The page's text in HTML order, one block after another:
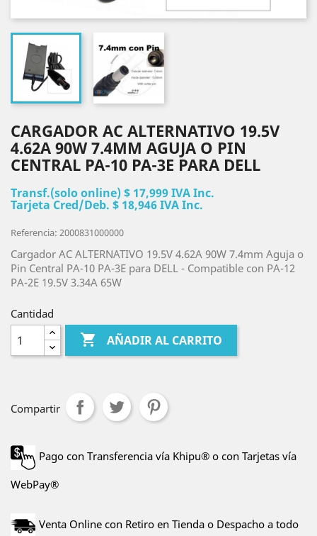
CARGADOR AC ALTERNATIVO 19.5V
4.62A 90W 7.4MM AGUJA O PIN
CENTRAL PA-10 PA-3E PARA DELL
Transf.(solo online) $ 17,999 IVA Inc.
Tarjeta Cred/Deb. $ 18,946 IVA Inc.
Referencia: 2000831000000
Cargador AC ALTERNATIVO 19.5V 4.62A 90W 7.4mm Aguja o
Pin Central PA-10 PA-3E para DELL - Compatible con PA-12
PA-2E 19.5V 3.34A 65W
Cantidad
 AÑADIR AL CARRITO
Compartir
Pago con Transferencia vía Khipu® o con Tarjetas vía
WebPay®
Venta Online con Retiro en Tienda o Despacho a todo